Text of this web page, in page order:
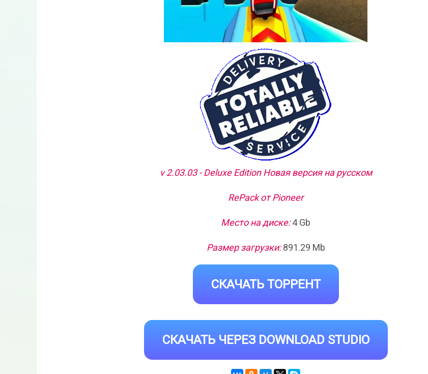
v 2.03.03 - Deluxe Edition Новая версия на русском
RePack от Pioneer
Место на диске:4 Gb
Размер загрузки:891.29 Mb
СКАЧАТЬ ТОРРЕНТ
СКАЧАТЬ ЧЕРЕЗ DOWNLOAD STUDIO